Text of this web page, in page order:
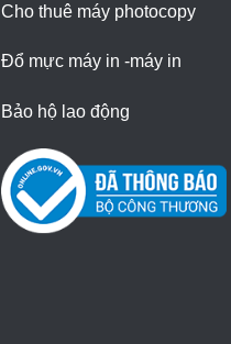
Cho thuê máy photocopy
Đổ mực máy in -máy in
Bảo hộ lao động